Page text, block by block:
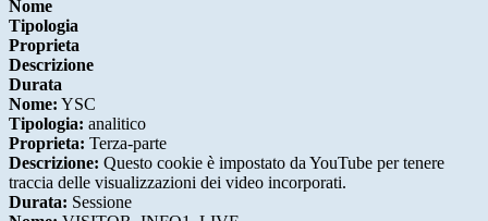
Nome
Tipologia
Proprieta
Descrizione
Durata
Nome: YSC
Tipologia: analitico
Proprieta: Terza-parte
Descrizione: Questo cookie è impostato da YouTube per tenere
traccia delle visualizzazioni dei video incorporati.
Durata: Sessione